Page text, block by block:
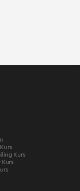
Kurs